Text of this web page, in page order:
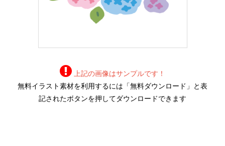
上記の画像はサンプルです！
無料イラスト素材を利用するには「無料ダウンロード」と表
記されたボタンを押してダウンロードできます